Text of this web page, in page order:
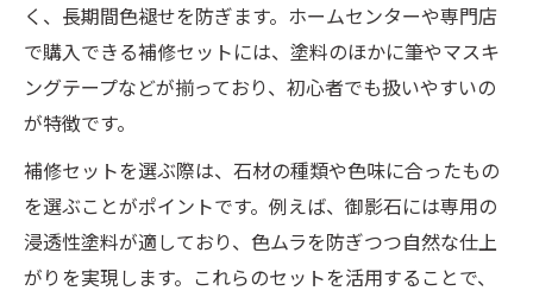
く、長期間色褪せを防ぎます。ホームセンターや専門店
で購入できる補修セットには、塗料のほかに筆やマスキ
ングテープなどが揃っており、初心者でも扱いやすいの
が特徴です。
補修セットを選ぶ際は、石材の種類や色味に合ったもの
を選ぶことがポイントです。例えば、御影石には専用の
浸透性塗料が適しており、色ムラを防ぎつつ自然な仕上
がりを実現します。これらのセットを活用することで、